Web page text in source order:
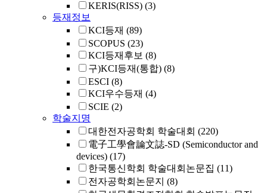
KERIS(RISS) (3)
등재정보
KCI등재 (89)
SCOPUS (23)
KCI등재후보 (8)
구)KCI등재(통합) (8)
ESCI (8)
KCI우수등재 (4)
SCIE (2)
학술지명
대한전자공학회 학술대회 (220)
電子工學會論文誌-SD (Semiconductor and
devices) (17)
한국통신학회 학술대회논문집 (11)
전자공학회논문지 (8)